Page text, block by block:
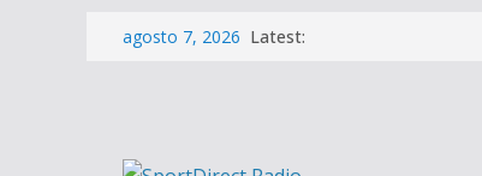
Saltaragosto 7, 2026 Latest: